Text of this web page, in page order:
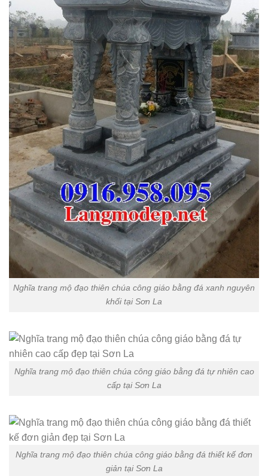
Nghĩa trang mộ đạo thiên chúa công giáo bằng đá xanh nguyên
khối tại Sơn La
Nghĩa trang mộ đạo thiên chúa công giáo bằng đá tự nhiên cao
cấp tại Sơn La
Nghĩa trang mộ đạo thiên chúa công giáo bằng đá thiết kế đơn
giản tại Sơn La